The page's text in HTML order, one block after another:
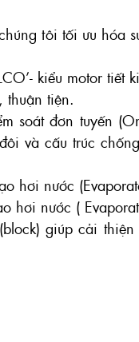
tôi tối ưu hóa
kiểu motor
thuận tiện.
soát đơn tuyến
và cấu trúc
hơi nước
hơi nước (
giúp cải